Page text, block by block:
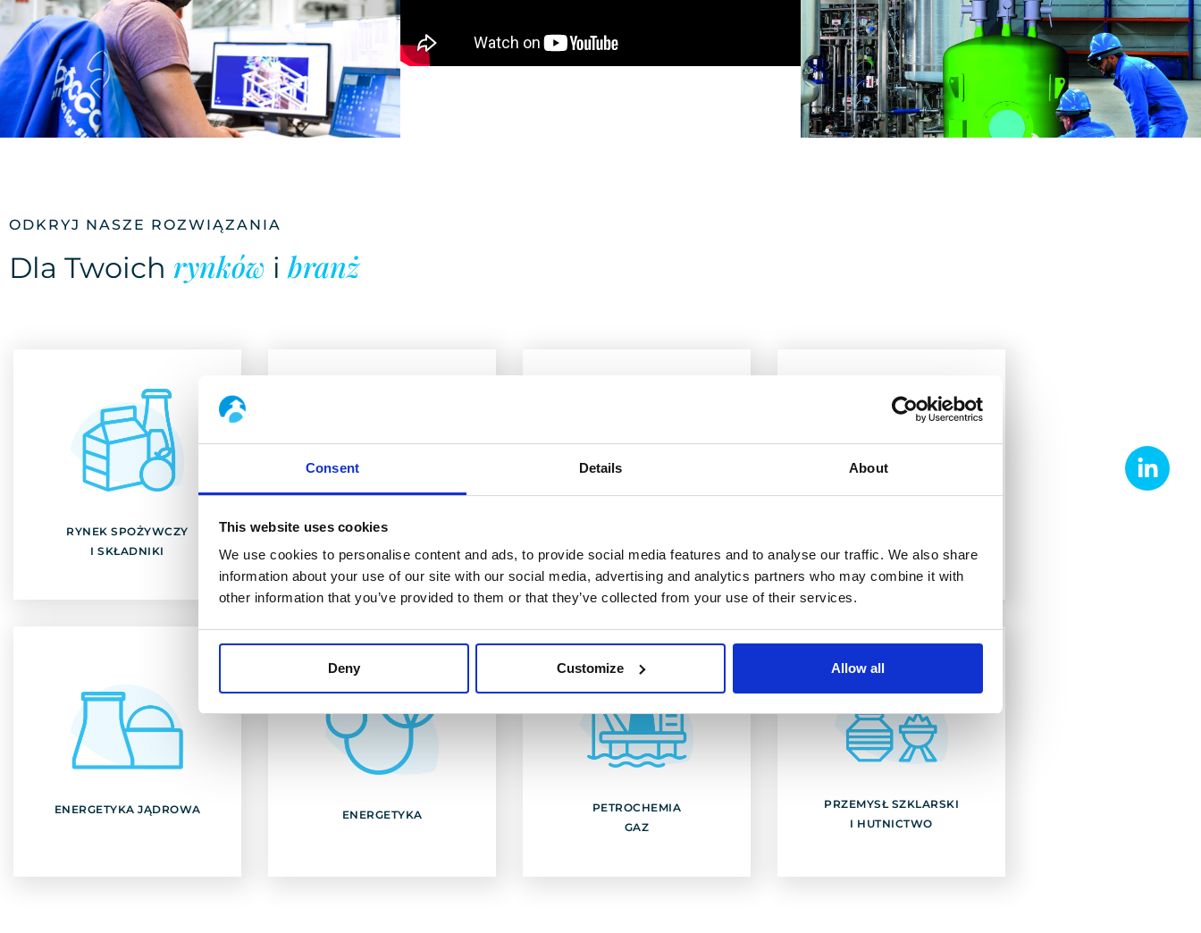
Consent Details About
This website uses cookies
We use cookies to personalise content and ads, to provide social media features and to analyse our traffic. We also share
information about your use of our site with our social media, advertising and analytics partners who may combine it with
other information that you’ve provided to them or that they’ve collected from your use of their services.
Deny Customize Allow all
ODKRYJ NASZE ROZWIĄZANIA
Dla Twoich rynków i branż
RYNEK SPOŻYWCZY
I SKŁADNIKI
RYNEK SPOŻYWCZY
Odkryj
BROWARNICTWO I
EKSTRAKCJA ZBÓŻ
Odkryj
I HIGIENA
Odkryj
ENERGETYKA JĄDROWA
Odkryj ENERGETYKA
ENERGETYKA
Odkryj
PETROCHEMIA
GAZ
PETROCHEMIA
Odkryj
PRZEMYSŁ SZKLARSKI
I HUTNICTWO
PRZEMYSŁ SZKLARSKI
Odkryj